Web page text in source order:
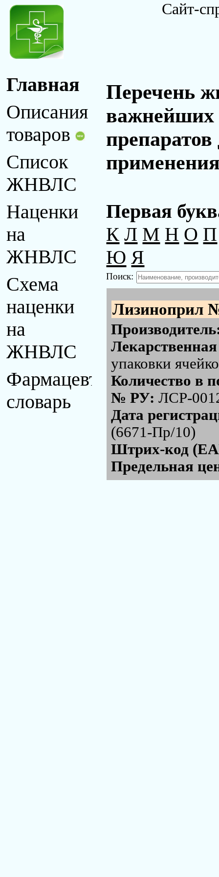
Сайт-
Главная
Описания
товаров
Список
ЖНВЛС
Наценки
на
ЖНВЛС
Схема
наценки
на
ЖНВЛС
Фармацевтический
словарь
Перечень
важнейших
Первая
К Л М Н О П
Ю Я
Поиск:
Лизиноприл
упаковки
Количество в
№ РУ:ЛСР-
Дата
(6671-Пр/10)
Штрих-код
Предельная